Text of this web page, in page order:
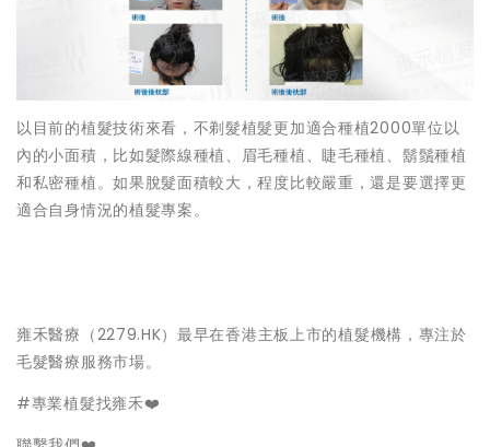
以目前的植髮技術來看，不剃髮植髮更加適合種植2000單位以
內的小面積，比如髮際線種植、眉毛種植、睫毛種植、鬍鬚種植
和私密種植。如果脫髮面積較大，程度比較嚴重，還是要選擇更
適合自身情況的植髮專案。
雍禾醫療（2279.HK）最早在香港主板上市的植髮機構，專注於
毛髮醫療服務市場。
#專業植髮找雍禾❤️